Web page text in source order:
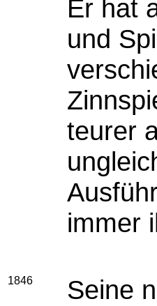
Er hat
und
teurer
immer
1846 Seine